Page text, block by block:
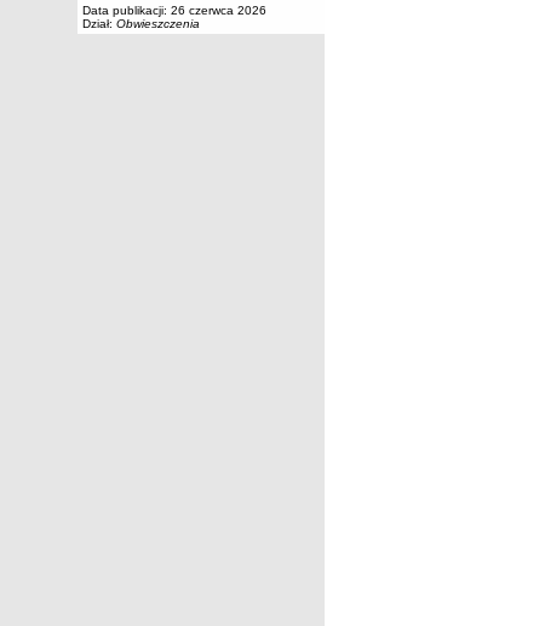
Data publikacji: 26 czerwca 2026
Dział: Obwieszczenia